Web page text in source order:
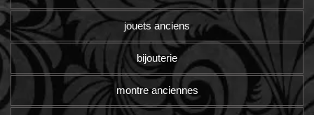
jouets anciens
bijouterie
montre anciennes